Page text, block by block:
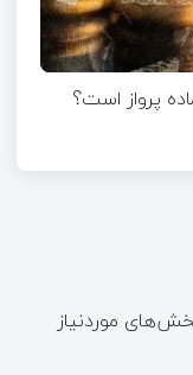
پرواز است؟
موردنیاز